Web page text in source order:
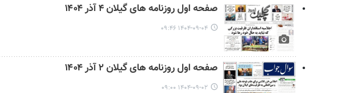
صفحه اول روزنامه های گیلان ۴ آذر ۱۴۰۴
۱۴۰۴-۰۹-۰۴ ۰۹:۴۶
صفحه اول روزنامه های گیلان ۲ آذر ۱۴۰۴
۱۴۰۴-۰۹-۰۲ ۰۹:۰۰